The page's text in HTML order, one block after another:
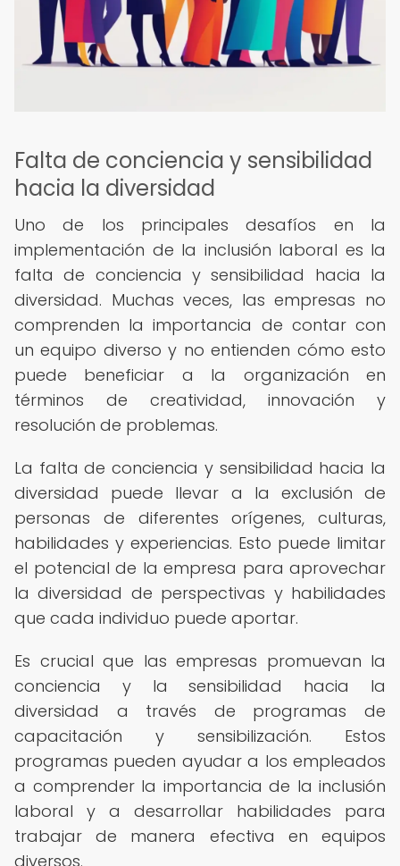
Falta de conciencia y sensibilidad
hacia la diversidad
Uno de los principales desafíos en la
implementación de la inclusión laboral es la
falta de conciencia y sensibilidad hacia la
diversidad. Muchas veces, las empresas no
comprenden la importancia de contar con
un equipo diverso y no entienden cómo esto
puede beneficiar a la organización en
términos de creatividad, innovación y
resolución de problemas.
La falta de conciencia y sensibilidad hacia la
diversidad puede llevar a la exclusión de
personas de diferentes orígenes, culturas,
habilidades y experiencias. Esto puede limitar
el potencial de la empresa para aprovechar
la diversidad de perspectivas y habilidades
que cada individuo puede aportar.
Es crucial que las empresas promuevan la
conciencia y la sensibilidad hacia la
diversidad a través de programas de
capacitación y sensibilización. Estos
programas pueden ayudar a los empleados
a comprender la importancia de la inclusión
laboral y a desarrollar habilidades para
trabajar de manera efectiva en equipos
diversos.